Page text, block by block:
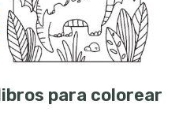
para colorear